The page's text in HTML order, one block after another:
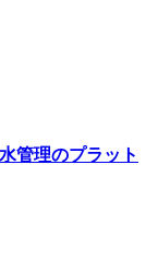
管理のプラット